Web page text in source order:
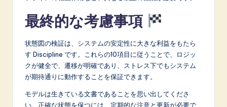
最終的な考慮事項
状態図の検証は、システムの安定性に大きな利益をもたら
す Discipline です。これらの10項目に従うことで、ロジッ
クが健全で、遷移が明確であり、ストレス下でもシステム
が期待通りに動作することを保証できます。
モデルは生きている文書であることを思い出してくださ
い。正確な状態を保つには、定期的な注意と更新が必要で